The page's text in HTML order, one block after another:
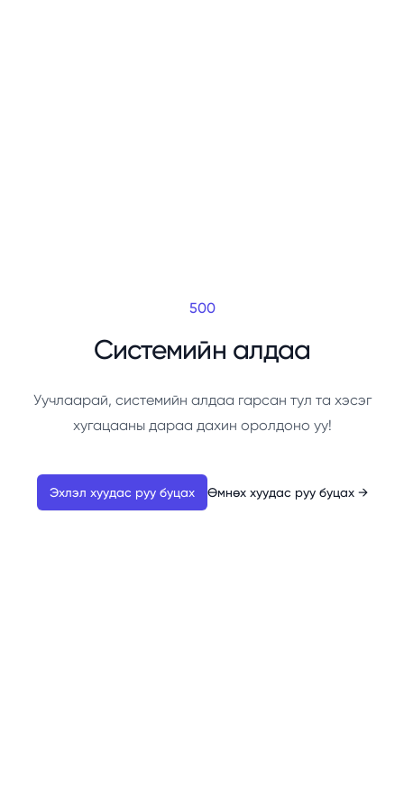
500
Системийн алдаа
Уучлаарай, системийн алдаа гарсан тул та хэсэг
хугацааны дараа дахин оролдоно уу!
Эхлэл хуудас руу буцах Өмнөх хуудас руу буцах →